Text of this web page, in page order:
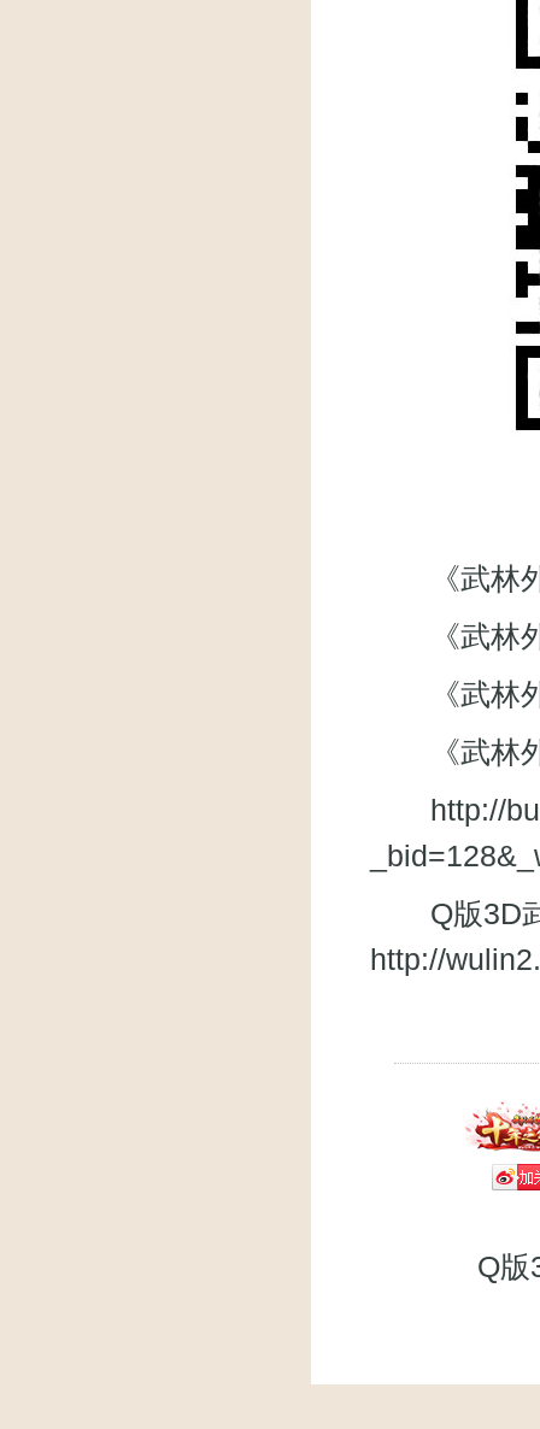
《武林外
《武林外
《武林外
《武林外
http://
Q版3D武
http://
Q版